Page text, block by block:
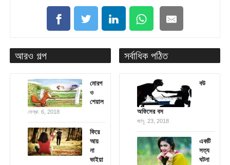
আরও গল্প
মোরগ
ও
শেয়াল
ফেব্রু. 6, 2018
ফিরে
আয়
না
ভাইয়া
সর্বাধিক পঠিত
বউ
অফিসের বস
জানু. 23, 2018
একটি
সত্য
ঘটনা